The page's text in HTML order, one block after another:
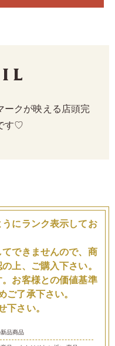
ークが映える店頭完
す♡
にランク表示してお
できませんので、商
上、ご購入下さい。
お客様との価値基準
ご了承下さい。
下さい。
品商品